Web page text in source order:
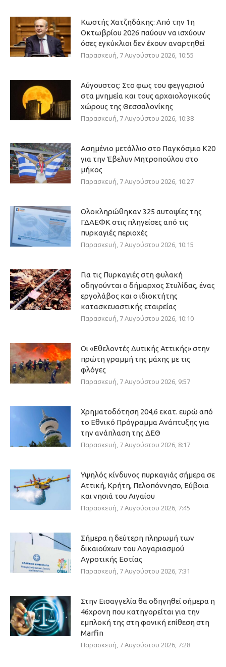
Κωστής Χατζηδάκης: Από την 1η
Οκτωβρίου 2026 παύουν να ισχύουν
όσες εγκύκλιοι δεν έχουν αναρτηθεί
Παρασκευή, 7 Αυγούστου 2026, 10:55
Αύγουστος: Στο φως του φεγγαριού
στα μνημεία και τους αρχαιολογικούς
χώρους της Θεσσαλονίκης
Παρασκευή, 7 Αυγούστου 2026, 10:38
Ασημένιο μετάλλιο στο Παγκόσμιο Κ20
για την Έβελυν Μητροπούλου στο
μήκος
Παρασκευή, 7 Αυγούστου 2026, 10:27
Ολοκληρώθηκαν 325 αυτοψίες της
ΓΔΑΕΦΚ στις πληγείσες από τις
πυρκαγιές περιοχές
Παρασκευή, 7 Αυγούστου 2026, 10:15
Για τις Πυρκαγιές στη φυλακή
οδηγούνται ο δήμαρχος Στυλίδας, ένας
εργολάβος και ο ιδιοκτήτης
κατασκευαστικής εταιρείας
Παρασκευή, 7 Αυγούστου 2026, 10:10
Οι «Εθελοντές Δυτικής Αττικής» στην
πρώτη γραμμή της μάχης με τις
φλόγες
Παρασκευή, 7 Αυγούστου 2026, 9:57
Χρηματοδότηση 204,6 εκατ. ευρώ από
το Εθνικό Πρόγραμμα Ανάπτυξης για
την ανάπλαση της ΔΕΘ
Παρασκευή, 7 Αυγούστου 2026, 8:17
Υψηλός κίνδυνος πυρκαγιάς σήμερα σε
Αττική, Κρήτη, Πελοπόννησο, Εύβοια
και νησιά του Αιγαίου
Παρασκευή, 7 Αυγούστου 2026, 7:45
Σήμερα η δεύτερη πληρωμή των
δικαιούχων του Λογαριασμού
Αγροτικής Εστίας
Παρασκευή, 7 Αυγούστου 2026, 7:31
Στην Εισαγγελία θα οδηγηθεί σήμερα η
46χρονη που κατηγορείται για την
εμπλοκή της στη φονική επίθεση στη
Marfin
Παρασκευή, 7 Αυγούστου 2026, 7:28